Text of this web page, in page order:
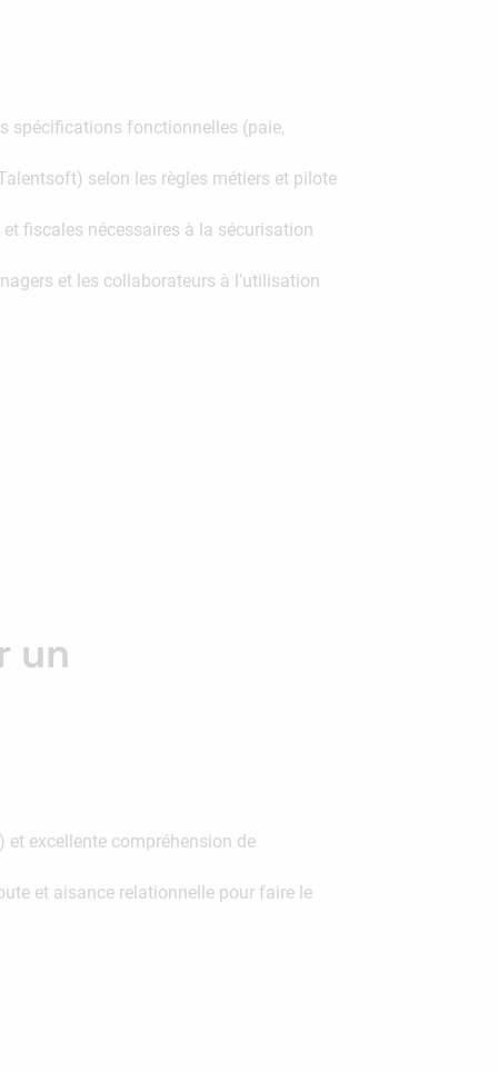
spécifications fonctionnelles (paie,
selon les règles métiers et pilote
fiscales nécessaires à la sécurisation
et les collaborateurs à l’utilisation
un
excellente compréhension de
et aisance relationnelle pour faire le